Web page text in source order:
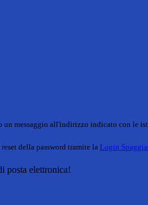
un messaggio all'indirizzo indicato con le
della password tramite la Login
posta elettronica!